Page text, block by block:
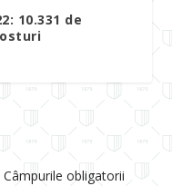
10.331 de
Câmpurile obligatorii